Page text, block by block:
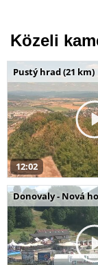
Közeli
Pustý hrad (21 km)
12:02
Donovaly - Nová